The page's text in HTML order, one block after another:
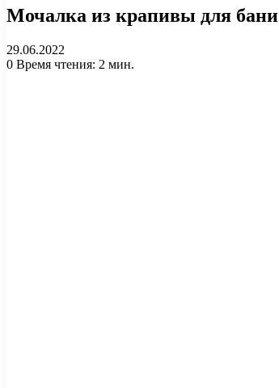
Мочалка из крапивы для бани
29.06.2022
0 Время чтения: 2 мин.